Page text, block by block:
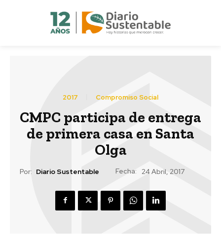
2017 Compromiso Social
CMPC participa de entrega
de primera casa en Santa
Olga
Por: Diario Sustentable Fecha: 24 Abril, 2017